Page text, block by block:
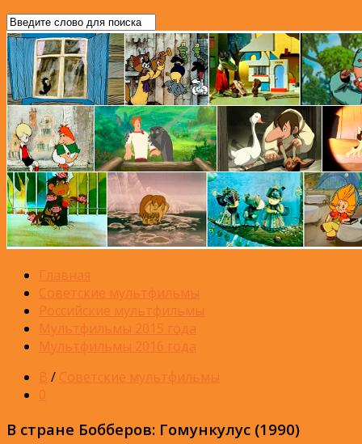
Главная
Советские мультфильмы
Российские мультфильмы
Мультфильмы 2015 года
Мультфильмы 2016 года
В / Советские мультфильмы
0
В стране Бобберов: Гомункулус (1990)